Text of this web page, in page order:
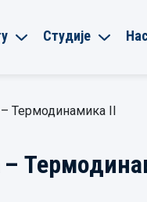
Студије
– Термодинамика II
–